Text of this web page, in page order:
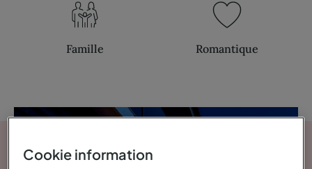
Famille Romantique
Cookie information